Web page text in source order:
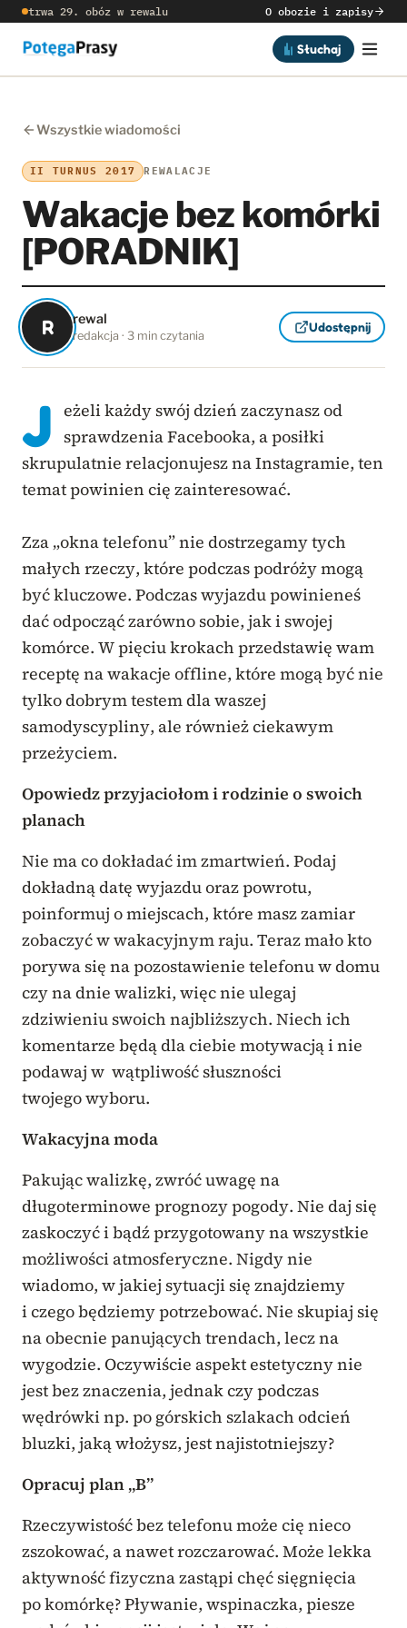
trwa 29. obóz w rewalu O obozie i zapisy
Słuchaj
Wszystkie wiadomości
II TURNUS 2017 REWALACJE
Wakacje bez komórki
[PORADNIK]
R rewal
redakcja · 3 min czytania
Udostępnij
J eżeli każdy swój dzień zaczynasz od
sprawdzenia Facebooka, a posiłki
skrupulatnie relacjonujesz na Instagramie, ten
temat powinien cię zainteresować.
Zza „okna telefonu” nie dostrzegamy tych
małych rzeczy, które podczas podróży mogą
być kluczowe. Podczas wyjazdu powinieneś
dać odpocząć zarówno sobie, jak i swojej
komórce. W pięciu krokach przedstawię wam
receptę na wakacje offline, które mogą być nie
tylko dobrym testem dla waszej
samodyscypliny, ale również ciekawym
przeżyciem.
Opowiedz przyjaciołom i rodzinie o swoich
planach
Nie ma co dokładać im zmartwień. Podaj
dokładną datę wyjazdu oraz powrotu,
poinformuj o miejscach, które masz zamiar
zobaczyć w wakacyjnym raju. Teraz mało kto
porywa się na pozostawienie telefonu w domu
czy na dnie walizki, więc nie ulegaj
zdziwieniu swoich najbliższych. Niech ich
komentarze będą dla ciebie motywacją i nie
podawaj w wątpliwość słuszności
twojego wyboru.
Wakacyjna moda
Pakując walizkę, zwróć uwagę na
długoterminowe prognozy pogody. Nie daj się
zaskoczyć i bądź przygotowany na wszystkie
możliwości atmosferyczne. Nigdy nie
wiadomo, w jakiej sytuacji się znajdziemy
i czego będziemy potrzebować. Nie skupiaj się
na obecnie panujących trendach, lecz na
wygodzie. Oczywiście aspekt estetyczny nie
jest bez znaczenia, jednak czy podczas
wędrówki np. po górskich szlakach odcień
bluzki, jaką włożysz, jest najistotniejszy?
Opracuj plan „B”
Rzeczywistość bez telefonu może cię nieco
zszokować, a nawet rozczarować. Może lekka
aktywność fizyczna zastąpi chęć sięgnięcia
po komórkę? Pływanie, wspinaczka, piesze